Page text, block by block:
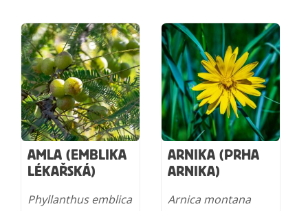
AMLA (EMBLIKA
LÉKAŘSKÁ)
Phyllanthus emblica
ARNIKA (PRHA
ARNIKA)
Arnica montana